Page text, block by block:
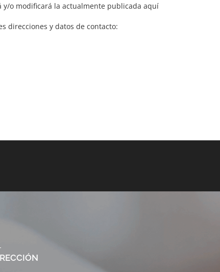
o modificará la actualmente publicada aquí
direcciones y datos de contacto: